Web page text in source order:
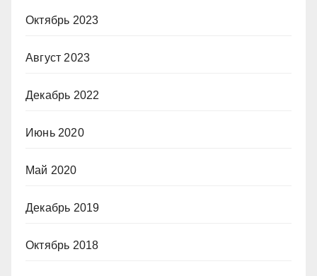
Октябрь 2023
Август 2023
Декабрь 2022
Июнь 2020
Май 2020
Декабрь 2019
Октябрь 2018